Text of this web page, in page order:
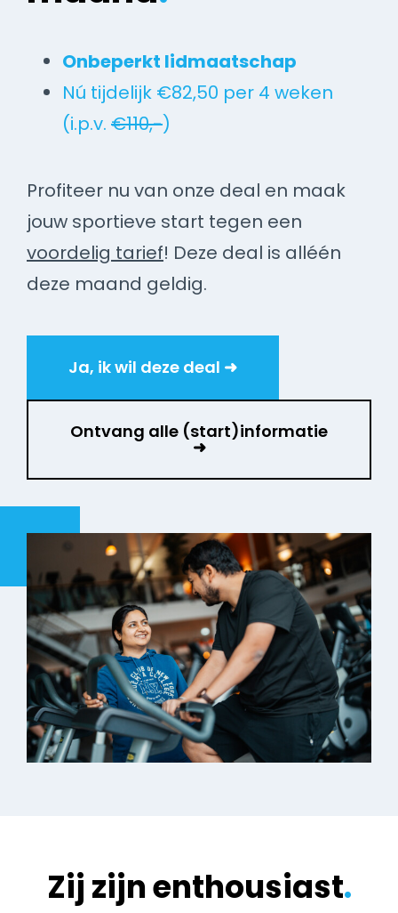
Onbeperkt lidmaatschap
Nú tijdelijk €82,50 per 4 weken
(i.p.v. €110,-)
Profiteer nu van onze deal en maak
jouw sportieve start tegen een
voordelig tarief! Deze deal is alléén
deze maand geldig.
Ja, ik wil deze deal ➜
Ontvang alle (start)informatie
➜
Zij zijn enthousiast.